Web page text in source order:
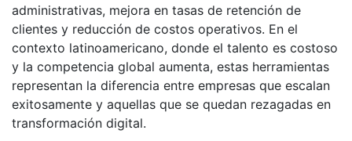
administrativas, mejora en tasas de retención de
clientes y reducción de costos operativos. En el
contexto latinoamericano, donde el talento es costoso
y la competencia global aumenta, estas herramientas
representan la diferencia entre empresas que escalan
exitosamente y aquellas que se quedan rezagadas en
transformación digital.